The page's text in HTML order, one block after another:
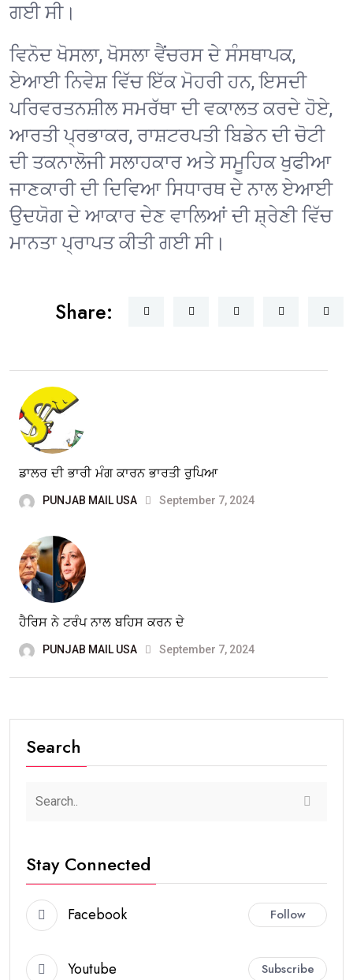
ਗਈ ਸੀ।
ਵਿਨੋਦ ਖੋਸਲਾ, ਖੋਸਲਾ ਵੈਂਚਰਸ ਦੇ ਸੰਸਥਾਪਕ,
ਏਆਈ ਨਿਵੇਸ਼ ਵਿੱਚ ਇੱਕ ਮੋਹਰੀ ਹਨ, ਇਸਦੀ
ਪਰਿਵਰਤਨਸ਼ੀਲ ਸਮਰੱਥਾ ਦੀ ਵਕਾਲਤ ਕਰਦੇ ਹੋਏ,
ਆਰਤੀ ਪ੍ਰਭਾਕਰ, ਰਾਸ਼ਟਰਪਤੀ ਬਿਡੇਨ ਦੀ ਚੋਟੀ
ਦੀ ਤਕਨਾਲੋਜੀ ਸਲਾਹਕਾਰ ਅਤੇ ਸਮੂਹਿਕ ਖੁਫੀਆ
ਜਾਣਕਾਰੀ ਦੀ ਦਿਵਿਆ ਸਿਧਾਰਥ ਦੇ ਨਾਲ ਏਆਈ
ਉਦਯੋਗ ਦੇ ਆਕਾਰ ਦੇਣ ਵਾਲਿਆਂ ਦੀ ਸ਼੍ਰੇਣੀ ਵਿੱਚ
ਮਾਨਤਾ ਪ੍ਰਾਪਤ ਕੀਤੀ ਗਈ ਸੀ।
Share:
ਡਾਲਰ ਦੀ ਭਾਰੀ ਮੰਗ ਕਾਰਨ ਭਾਰਤੀ ਰੁਪਿਆ
PUNJAB MAIL USA September 7, 2024
ਹੈਰਿਸ ਨੇ ਟਰੰਪ ਨਾਲ ਬਹਿਸ ਕਰਨ ਦੇ
PUNJAB MAIL USA September 7, 2024
Search
Stay Connected
Facebook Follow
Youtube Subscribe